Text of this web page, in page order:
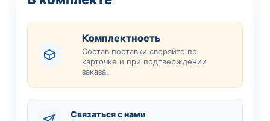
Комплектность
Состав поставки сверяйте по
карточке и при подтверждении
заказа.
Связаться с нами